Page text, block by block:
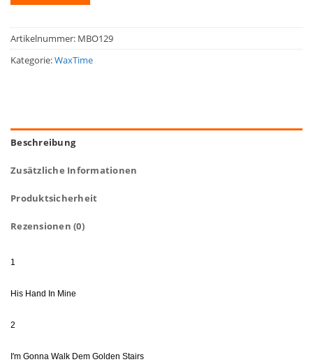
Artikelnummer: MBO129
Kategorie:WaxTime
Beschreibung
Zusätzliche Informationen
Produktsicherheit
Rezensionen (0)
1
His Hand In Mine
2
I'm Gonna Walk Dem Golden Stairs